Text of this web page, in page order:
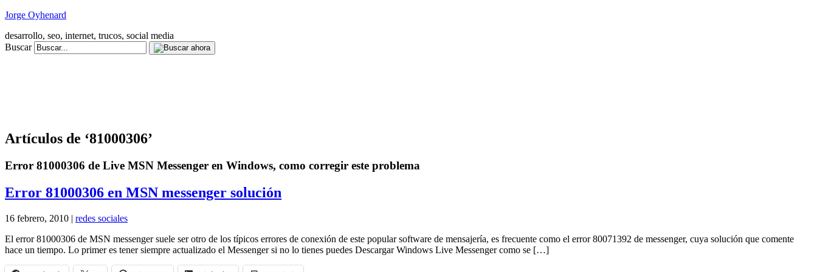
Jorge Oyhenard
desarrollo, seo, internet, trucos, social media
Buscar
Artículos de ‘81000306’
Error 81000306 de Live MSN Messenger en Windows, como corregir este problema
Error 81000306 en MSN messenger solución
16 febrero, 2010 | redes sociales
El error 81000306 de MSN messenger suele ser otro de los típicos errores de conexión de este popular software de mensajería, es frecuente como el error 80071392 de messenger, cuya solución que comente
hace un tiempo. Lo primer es tener siempre actualizado el Messenger si no lo tienes puedes Descargar Windows Live Messenger como se […]